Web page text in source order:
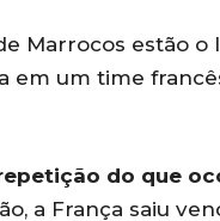
Marrocos estão
em um time
do que
a França saiu